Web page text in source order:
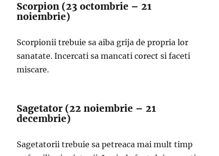
Scorpion (23 octombrie – 21
noiembrie)
Scorpionii trebuie sa aiba grija de propria lor
sanatate. Incercati sa mancati corect si faceti
miscare.
Sagetator (22 noiembrie – 21
decembrie)
Sagetatorii trebuie sa petreaca mai mult timp